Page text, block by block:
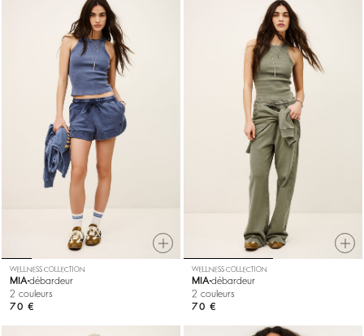
WELLNESS COLLECTION
MIA débardeur
2 couleurs
70 €
WELLNESS COLLECTION
MIA débardeur
2 couleurs
70 €